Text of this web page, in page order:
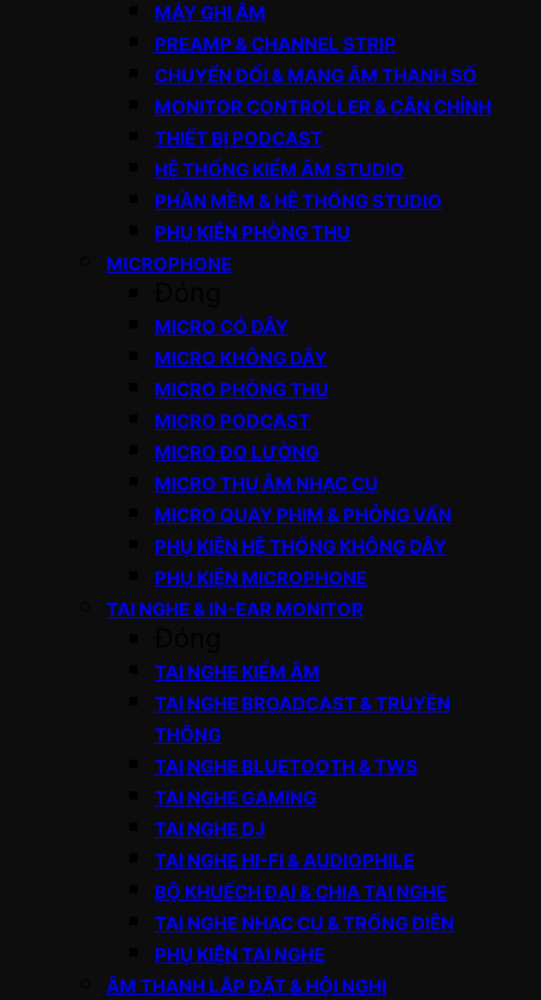
MÁY GHI ÂM
PREAMP & CHANNEL STRIP
CHUYỂN ĐỔI & MẠNG ÂM THANH SỐ
MONITOR CONTROLLER & CÂN CHỈNH
THIẾT BỊ PODCAST
HỆ THỐNG KIỂM ÂM STUDIO
PHẦN MỀM & HỆ THỐNG STUDIO
PHỤ KIỆN PHÒNG THU
MICROPHONE
MICRO CÓ DÂY
MICRO KHÔNG DÂY
MICRO PHÒNG THU
MICRO PODCAST
MICRO ĐO LƯỜNG
MICRO THU ÂM NHẠC CỤ
MICRO QUAY PHIM & PHỎNG VẤN
PHỤ KIỆN HỆ THỐNG KHÔNG DÂY
PHỤ KIỆN MICROPHONE
TAI NGHE & IN-EAR MONITOR
TAI NGHE KIỂM ÂM
TAI NGHE BROADCAST & TRUYỀN
THÔNG
TAI NGHE BLUETOOTH & TWS
TAI NGHE GAMING
TAI NGHE DJ
TAI NGHE HI-FI & AUDIOPHILE
BỘ KHUẾCH ĐẠI & CHIA TAI NGHE
TAI NGHE NHẠC CỤ & TRỐNG ĐIỆN
PHỤ KIỆN TAI NGHE
ÂM THANH LẮP ĐẶT & HỘI NGHỊ